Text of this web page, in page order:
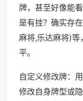
牌，甚至好像能
是有挂？确实存
麻将,乐达麻将)等
平。
自定义修改牌：
修改自身牌型或